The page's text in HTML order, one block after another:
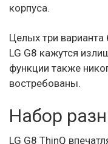
корпуса.
Целых три
LG G8 кажутся
функции также
востребованы.
Набор
LG G8 ThinQ